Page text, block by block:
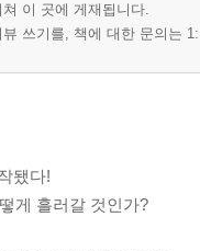
이 곳에 게재됩니다.
쓰기를, 책에 대한 문의는
됐다!
게 흘러갈 것인가?